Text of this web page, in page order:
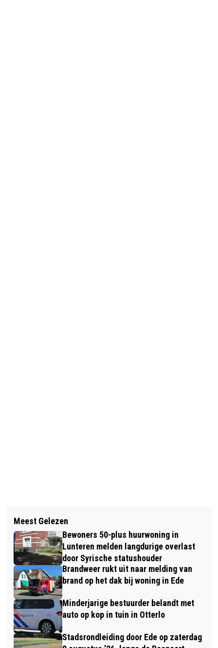
BBB BOEKT ENORME ZEGE IN
GELDERLAND: 13 ZETELS
WORLD FOOD EXPERIENCE PAST
PLANNEN AAN NA STIKSTOF-
UITSPRAAK
Meest Gelezen
Bewoners 50-plus huurwoning in
Lunteren melden langdurige overlast
door Syrische statushouder
Brandweer rukt uit naar melding van
brand op het dak bij woning in Ede
Minderjarige bestuurder belandt met
auto op kop in tuin in Otterlo
Stadsrondleiding door Ede op zaterdag